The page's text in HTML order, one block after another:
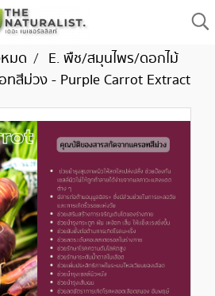
มด
E. พืช/สมุนไพร/ดอกไม้
ทสีม่วง - Purple Carrot Extract